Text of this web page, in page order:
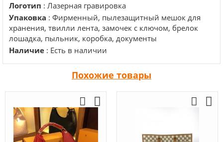
Логотип : Лазерная гравировка
Упаковка : Фирменный, пылезащитный мешок для
хранения, твилли лента, замочек с ключом, брелок
лошадка, пыльник, коробка, документы
Наличие : Есть в наличии
Похожие товары